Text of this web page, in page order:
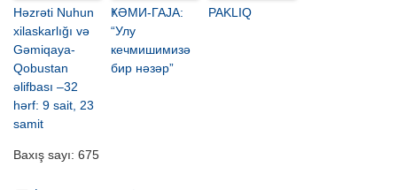
Həzrəti Nuhun
xilaskarlığı və
Gəmiqaya-
Qobustan
əlifbası –32
hərf: 9 sait, 23
samit
ҜӘМИ-ГАЈА:
“Улу
кечмишимизә
бир нәзәр”
PAKLIQ
Baxış sayı: 675